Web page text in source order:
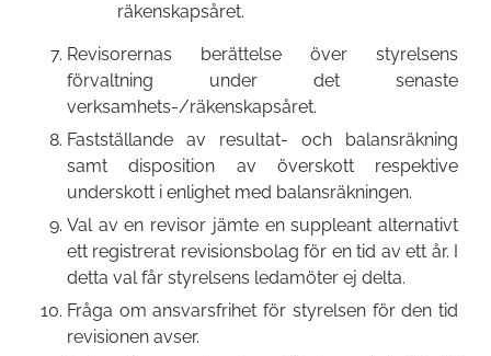
räkenskapsåret.
Revisorernas berättelse över styrelsens
förvaltning under det senaste
verksamhets-/räkenskapsåret.
Fastställande av resultat- och balansräkning
samt disposition av överskott respektive
underskott i enlighet med balansräkningen.
Val av en revisor jämte en suppleant alternativt
ett registrerat revisionsbolag för en tid av ett år. I
detta val får styrelsens ledamöter ej delta.
Fråga om ansvarsfrihet för styrelsen för den tid
revisionen avser.